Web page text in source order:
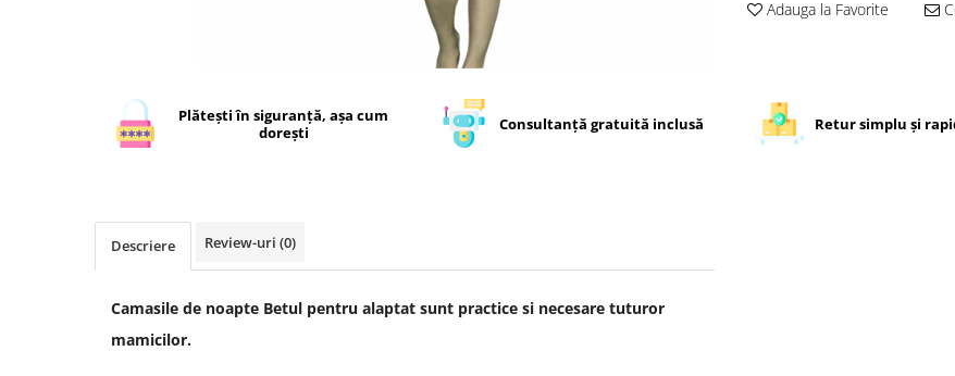
Adauga la Favorite
Plătești în siguranță, așa cum
dorești
Consultanță gratuită inclusă Retur simplu și
Descriere Review-uri (0)
Camasile de noapte Betul pentru alaptat sunt practice si necesare tuturor
mamicilor.